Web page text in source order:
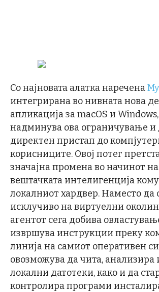
Со најновата алатка наречена
интегрирана во нивната нова
апликација за macOS и
надминува ова ограничување и
директен пристап до
корисниците. Овој потег
значајна промена во начинот на
вештачката интелигенција
локалниот хардвер. Наместо да
исклучиво на виртуелни
агентот сега добива
извршува инструкции преку
линија на самиот оперативен
овозможува да чита, анализира
локални датотеки, како и да
контролира програми